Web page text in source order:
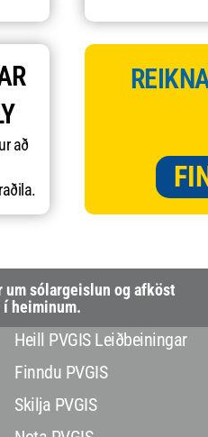
að
um sólargeislun og afköst
heiminum.
Heill PVGIS Leiðbeiningar
Finndu PVGIS
Skilja PVGIS